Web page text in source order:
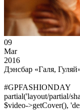
09
Mar
2016
Дэнсбар «Галя,
#GPFASHIONDAY
partial('layout/partial/
$video->getCover(),